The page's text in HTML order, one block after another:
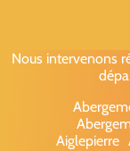
Nous intervenons
Aiglepierre